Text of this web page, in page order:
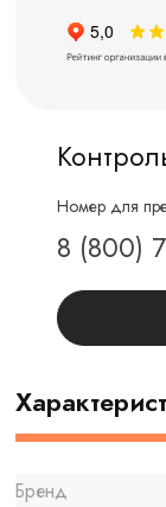
Номер для
8 (800)
Бренд